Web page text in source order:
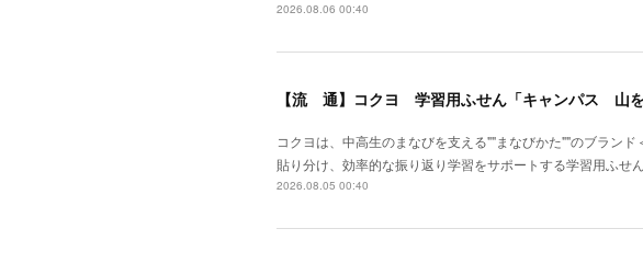
2026.08.06 00:40
【流 通】コクヨ 学習用ふせん「キャンパス 山
コクヨは、中高生のまなびを支える""まなびかた""のブラン
貼り分け、効率的な振り返り学習をサポートする学習用ふ
2026.08.05 00:40